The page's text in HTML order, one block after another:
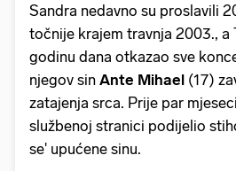
Sandra nedavno su proslavili
točnije krajem travnja 2003., a
godinu dana otkazao sve
njegov sin Ante Mihael (17)
zatajenja srca. Prije par
službenoj stranici podijelio
se' upućene sinu.